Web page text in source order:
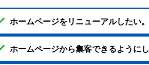
ホームページをリニューアルしたい。
ホームページから集客できるようにし